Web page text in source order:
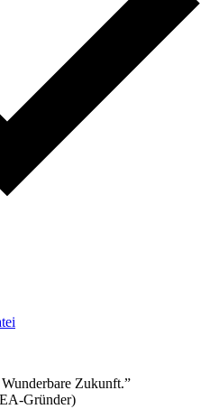
Zukunft.”
Gründer)